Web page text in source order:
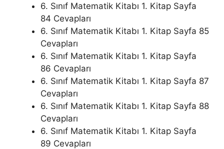
6. Sınıf Matematik Kitabı 1. Kitap Sayfa
84 Cevapları
6. Sınıf Matematik Kitabı 1. Kitap Sayfa 85
Cevapları
6. Sınıf Matematik Kitabı 1. Kitap Sayfa
86 Cevapları
6. Sınıf Matematik Kitabı 1. Kitap Sayfa 87
Cevapları
6. Sınıf Matematik Kitabı 1. Kitap Sayfa 88
Cevapları
6. Sınıf Matematik Kitabı 1. Kitap Sayfa
89 Cevapları